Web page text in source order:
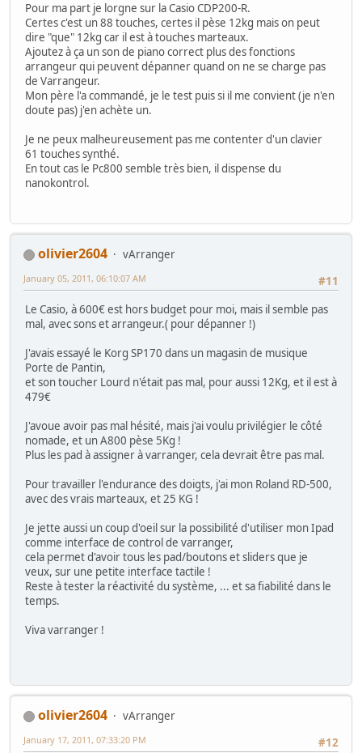
Pour ma part je lorgne sur la Casio CDP200-R.
Certes c'est un 88 touches, certes il pèse 12kg mais on peut
dire "que" 12kg car il est à touches marteaux.
Ajoutez à ça un son de piano correct plus des fonctions
arrangeur qui peuvent dépanner quand on ne se charge pas
de Varrangeur.
Mon père l'a commandé, je le test puis si il me convient (je n'en
doute pas) j'en achète un.
Je ne peux malheureusement pas me contenter d'un clavier
61 touches synthé.
En tout cas le Pc800 semble très bien, il dispense du
nanokontrol.
olivier2604
vArranger
#11
January 05, 2011, 06:10:07 AM
Le Casio, à 600€ est hors budget pour moi, mais il semble pas
mal, avec sons et arrangeur.( pour dépanner !)
J'avais essayé le Korg SP170 dans un magasin de musique
Porte de Pantin,
et son toucher Lourd n'était pas mal, pour aussi 12Kg, et il est à
479€
J'avoue avoir pas mal hésité, mais j'ai voulu privilégier le côté
nomade, et un A800 pèse 5Kg !
Plus les pad à assigner à varranger, cela devrait être pas mal.
Pour travailler l'endurance des doigts, j'ai mon Roland RD-500,
avec des vrais marteaux, et 25 KG !
Je jette aussi un coup d'oeil sur la possibilité d'utiliser mon Ipad
comme interface de control de varranger,
cela permet d'avoir tous les pad/boutons et sliders que je
veux, sur une petite interface tactile !
Reste à tester la réactivité du système, ... et sa fiabilité dans le
temps.
Viva varranger !
olivier2604
vArranger
#12
January 17, 2011, 07:33:20 PM